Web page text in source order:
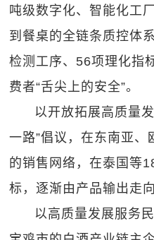
吨级数字化、智能化工
到餐桌的全链条质控
检测工序、56项理化指
费者“舌尖上的安全”。
以开放拓展高质量
一路”倡议，在东南亚
的销售网络，在泰国等
标，逐渐由产品输出走
以高质量发展服务